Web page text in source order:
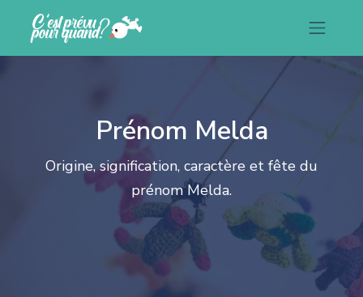
Prénom Melda
Origine, signification, caractère et fête du
prénom Melda.